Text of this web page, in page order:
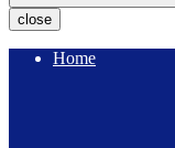
close
Home